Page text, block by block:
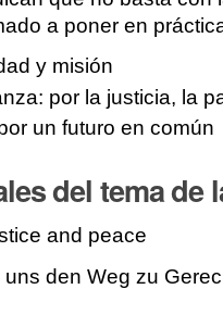
a poner en
y misión
por la justicia, la
un futuro en común
del tema de
and peace
den Weg zu